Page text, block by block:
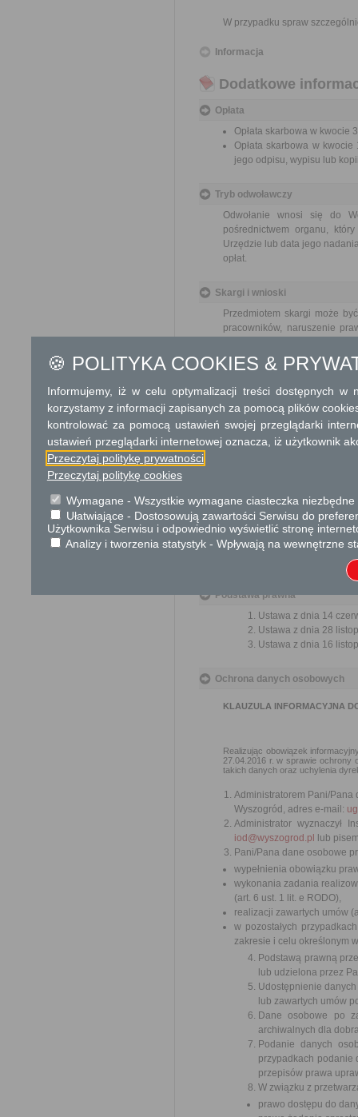
W przypadku spraw
Informacja
Dodatkowe
Opłata
Opłata skarbowa w kwocie
Opłata skarbowa w
jego odpisu, wypisu lub
Tryb odwoławczy
Odwołanie wnosi się do
pośrednictwem organu,
Urzędzie lub data jego
opłat.
Skargi i wnioski
Przedmiotem skargi może
pracowników, naruszenie
Przedmiotem wniosku mogą
ulepszenia organizacji,
wzmacnianie
usprawnienie pracy i
ochrony własności
lepszego zaspokajania
Informacje dodatkowe
Wnioskując o uzupełnienie
uwierzytelniony odpis lub
Podstawa prawna
Ustawa z dnia 14
Ustawa z dnia 28
Ustawa z dnia 16
Ochrona danych osobowych
KLAUZULA INFORMACYJNA
Realizując obowiązek
27.04.2016 r. w sprawie ochrony
takich danych oraz uchylenia
Administratorem Pani/Pana
Wyszogród, adres e-mail:
Administrator wyznaczył
iod@wyszogrod.pl
lub
Pani/Pana dane osobowe
wypełnienia obowiązku
wykonania zadania
(art. 6 ust. 1 lit. e RODO),
realizacji zawartych umów
w pozostałych
zakresie i celu określonym
Podstawą prawną
lub udzielona przez
Udostępnienie
lub zawartych umów
Dane osobowe po
archiwalnych dla
Podanie danych
przypadkach podanie
przepisów prawa
W związku z
prawo dostępu do
🍪 POLITYKA COOKIES &
Informujemy, iż w celu optymalizacji treści dostępnych w
korzystamy z informacji zapisanych za pomocą plików
kontrolować za pomocą ustawień swojej przeglądarki
ustawień przeglądarki internetowej oznacza, iż użytkownik
Przeczytaj politykę prywatności
Przeczytaj politykę cookies
Wymagane - Wszystkie wymagane ciasteczka
Ułatwiające - Dostosowują zawartości Serwisu do
Użytkownika Serwisu i odpowiednio wyświetlić stronę
Analizy i tworzenia statystyk - Wpływają na wewnętrzne